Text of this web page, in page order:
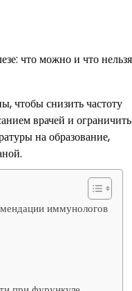
чтобы снизить частоту
врачей и ограничить
на образование,
иммунологов